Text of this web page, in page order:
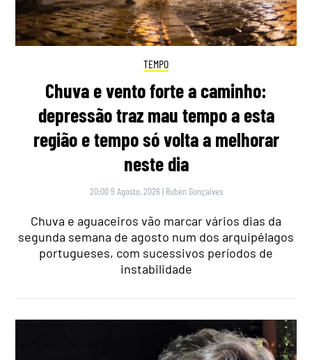
TEMPO
Chuva e vento forte a caminho:
depressão traz mau tempo a esta
região e tempo só volta a melhorar
neste dia
20:00 9 Agosto, 2026 | Rubén Gonçalves
Chuva e aguaceiros vão marcar vários dias da
segunda semana de agosto num dos arquipélagos
portugueses, com sucessivos períodos de
instabilidade